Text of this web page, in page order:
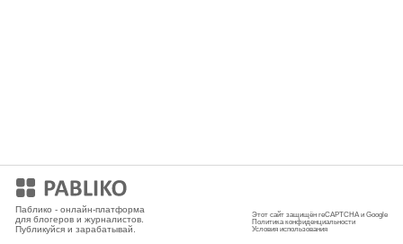
Паблико - онлайн-платформа
для блогеров и журналистов.
Публикуйся и зарабатывай.
Этот сайт защищён reCAPTCHA и Google
Политика конфиденциальности
Условия использования